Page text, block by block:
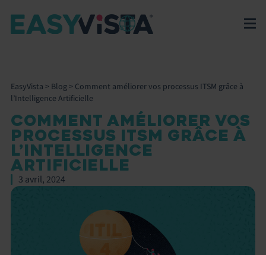
EasyVista > Blog> Comment améliorer vos processus ITSM grâce à
l’Intelligence Artificielle
COMMENT AMÉLIORER VOS
PROCESSUS ITSM GRÂCE À
L’INTELLIGENCE
ARTIFICIELLE
3 avril, 2024